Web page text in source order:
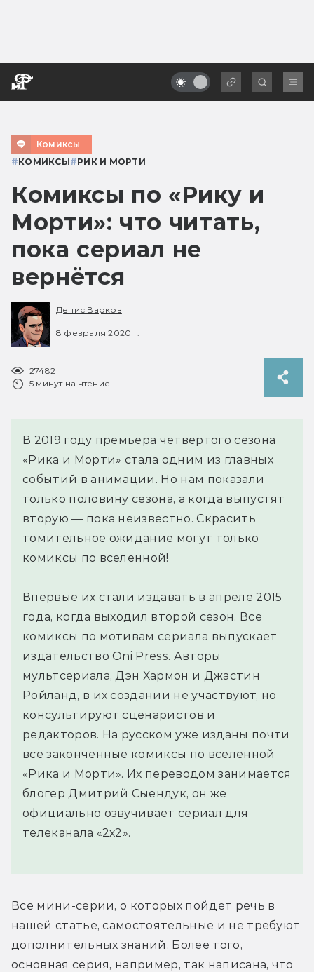
Комиксы
#КОМИКСЫ#РИК И МОРТИ
Комиксы по «Рику и
Морти»: что читать,
пока сериал не
вернётся
Денис Варков
8 февраля 2020 г.
27482
5 минут на чтение
В 2019 году премьера четвертого сезона
«Рика и Морти» стала одним из главных
событий в анимации. Но нам показали
только половину сезона, а когда выпустят
вторую — пока неизвестно. Скрасить
томительное ожидание могут только
комиксы по вселенной!
Впервые их стали издавать в апреле 2015
года, когда выходил второй сезон. Все
комиксы по мотивам сериала выпускает
издательство Oni Press. Авторы
мультсериала, Дэн Хармон и Джастин
Ройланд, в их создании не участвуют, но
консультируют сценаристов и
редакторов. На русском уже изданы почти
все законченные комиксы по вселенной
«Рика и Морти». Их переводом занимается
блогер Дмитрий Сыендук, он же
официально озвучивает сериал для
телеканала «2х2».
Все мини-серии, о которых пойдет речь в
нашей статье, самостоятельные и не требуют
дополнительных знаний. Более того,
основная серия, например, так написана, что